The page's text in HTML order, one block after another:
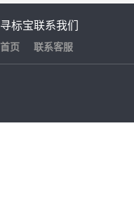
寻标宝
首页
联系我们
联系客服